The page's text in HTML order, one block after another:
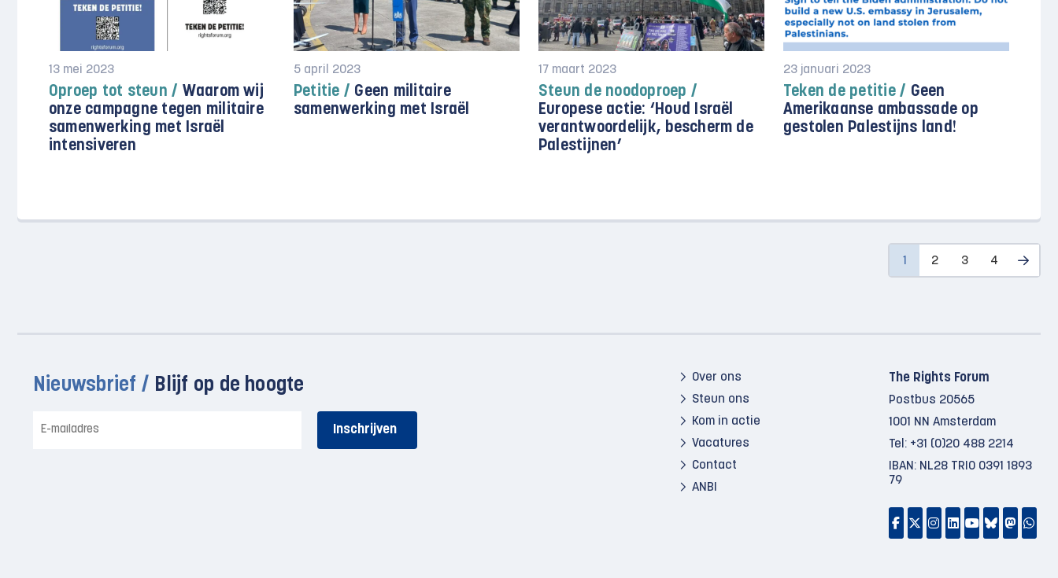
13 mei 2023
Oproep tot steun / Waarom wij
onze campagne tegen militaire
samenwerking met Israël
intensiveren
5 april 2023
Petitie / Geen militaire
samenwerking met Israël
17 maart 2023
Steun de noodoproep /
Europese actie: ‘Houd Israël
verantwoordelijk, bescherm de
Palestijnen’
23 januari 2023
Teken de petitie / Geen
Amerikaanse ambassade op
gestolen Palestijns land!
1 2 3 4
Nieuwsbrief / Blijf op de hoogte
mailadres
Over ons
Steun ons
Kom in actie
Vacatures
Contact
ANBI
The Rights Forum
Postbus 20565
1001 NN Amsterdam
Tel: +31 (0)20 488 2214
IBAN: NL28 TRIO 0391 1893
79